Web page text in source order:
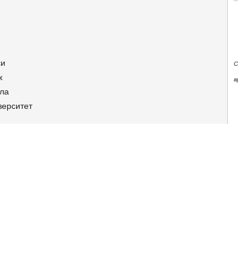
и управлять ими, обеспечивая